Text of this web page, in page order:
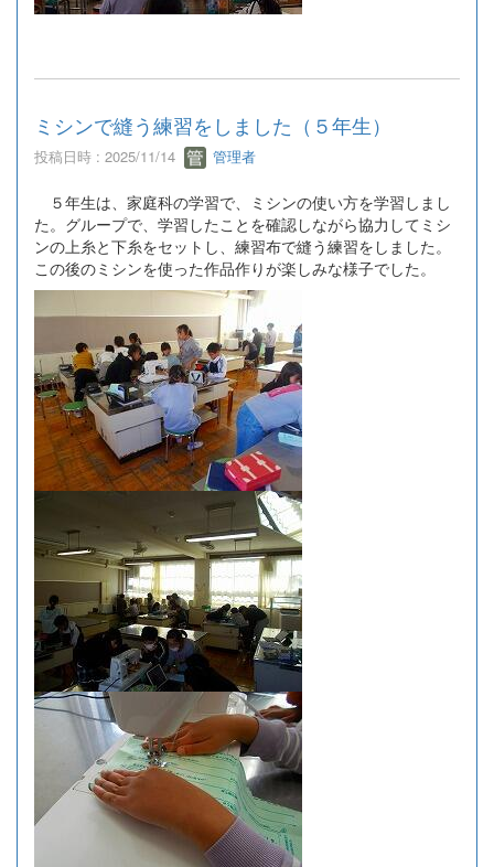
ミシンで縫う練習をしました（５年生）
投稿日時 : 2025/11/14 管理者
５年生は、家庭科の学習で、ミシンの使い方を学習しまし
た。グループで、学習したことを確認しながら協力してミシ
ンの上糸と下糸をセットし、練習布で縫う練習をしました。
この後のミシンを使った作品作りが楽しみな様子でした。